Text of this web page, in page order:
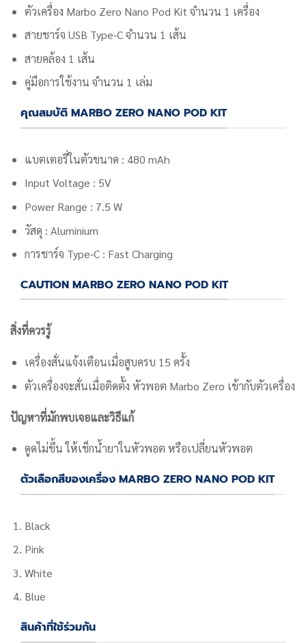
ตัวเครื่อง Marbo Zero Nano Pod Kit จำนวน 1 เครื่อง
สายชาร์จ USB Type-C จำนวน 1 เส้น
สายคล้อง 1 เส้น
คู่มือการใช้งาน จำนวน 1 เล่ม
คุณสมบัติ MARBO ZERO NANO POD KIT
แบตเตอรี่ในตัวขนาด : 480 mAh
Input Voltage : 5V
Power Range : 7.5 W
วัสดุ : Aluminium
การชาร์จ Type-C : Fast Charging
CAUTION MARBO ZERO NANO POD KIT
สิ่งที่ควรรู้
เครื่องสั่นแจ้งเตือนเมื่อสูบครบ 15 ครั้ง
ตัวเครื่องจะสั่นเมื่อติดตั้ง หัวพอต Marbo Zero เข้ากับตัวเครื่อง
ปัญหาที่มักพบเจอและวิธีแก้
ดูดไม่ขึ้น ให้เช็กน้ำยาในหัวพอต หรือเปลี่ยนหัวพอต
ตัวเลือกสีของเครื่อง MARBO ZERO NANO POD KIT
Black
Pink
White
Blue
สินค้าที่ใช้ร่วมกัน